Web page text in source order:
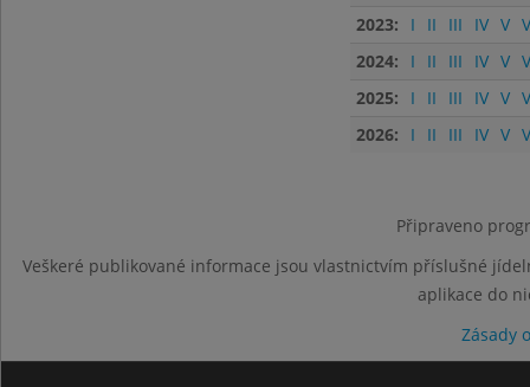
2023:
I II III IV V
2024:
I II III IV V
2025:
I II III IV V
2026:
I II III IV V
Připraveno
Veškeré publikované informace jsou vlastnictvím příslušné
aplikace do
Zásady